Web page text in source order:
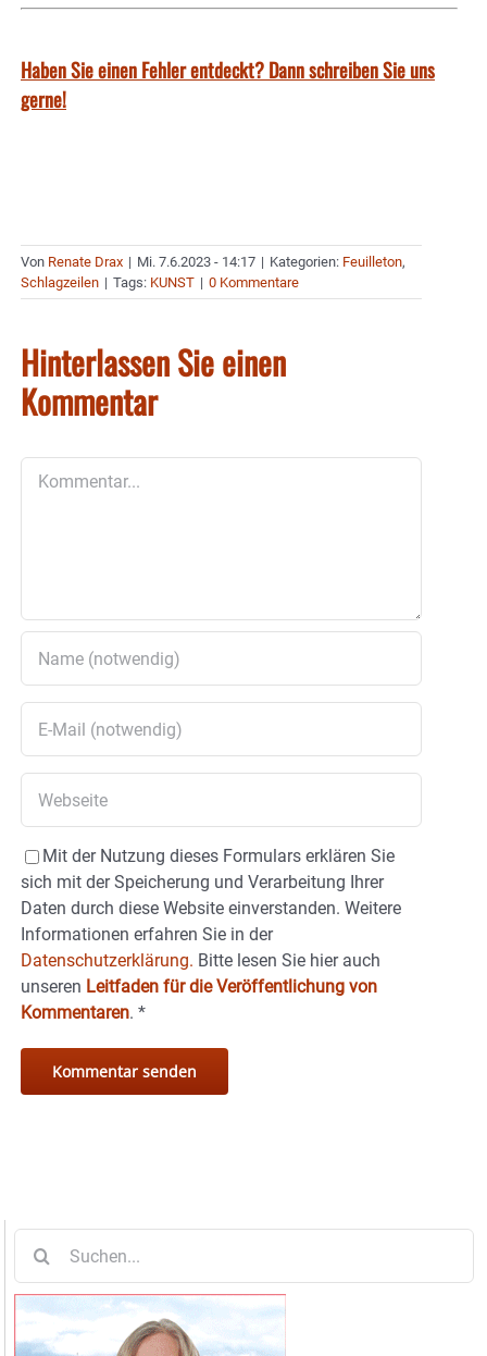
Haben Sie einen Fehler entdeckt? Dann schreiben Sie uns
gerne!
Von Renate Drax | Mi. 7.6.2023 - 14:17 | Kategorien: Feuilleton,
Schlagzeilen | Tags: KUNST | 0 Kommentare
Hinterlassen Sie einen
Kommentar
Mit der Nutzung dieses Formulars erklären Sie
sich mit der Speicherung und Verarbeitung Ihrer
Daten durch diese Website einverstanden. Weitere
Informationen erfahren Sie in der
Datenschutzerklärung. Bitte lesen Sie hier auch
unseren Leitfaden für die Veröffentlichung von
Kommentaren. *
nach: